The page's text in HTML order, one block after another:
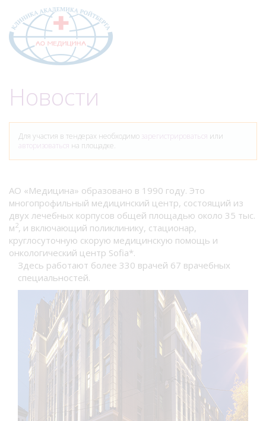
Новости
Для участия в тендерах необходимо зарегистрироваться или
авторизоваться на площадке.
АО «Медицина» образовано в 1990 году. Это
многопрофильный медицинский центр, состоящий из
двух лечебных корпусов общей площадью около 35 тыс.
м 2, и включающий поликлинику, стационар,
круглосуточную скорую медицинскую помощь и
онкологический центр Sofia*.
Здесь работают более 330 врачей 67 врачебных
специальностей.